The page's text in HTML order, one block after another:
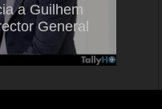
a Guilhem
General